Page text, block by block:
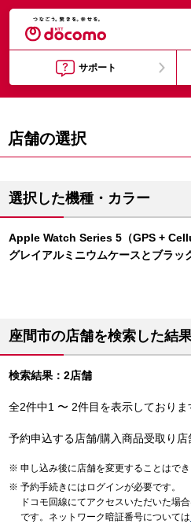
サポート
店舗の選択
選択した機種・カラー
Apple Watch Series 5（GPS +
グレイアルミニウムケースとブラッ
座間市の店舗を検索した結
検索結果：2店舗
全2件中1 〜 2件目を表示しており
予約申込する店舗/購入商品受取り店
申し込み後に店舗を変更することはでき
予約手続きにはログインが必要です。
ドコモ回線にてアクセスいただいた場
です。ネットワーク暗証番号については